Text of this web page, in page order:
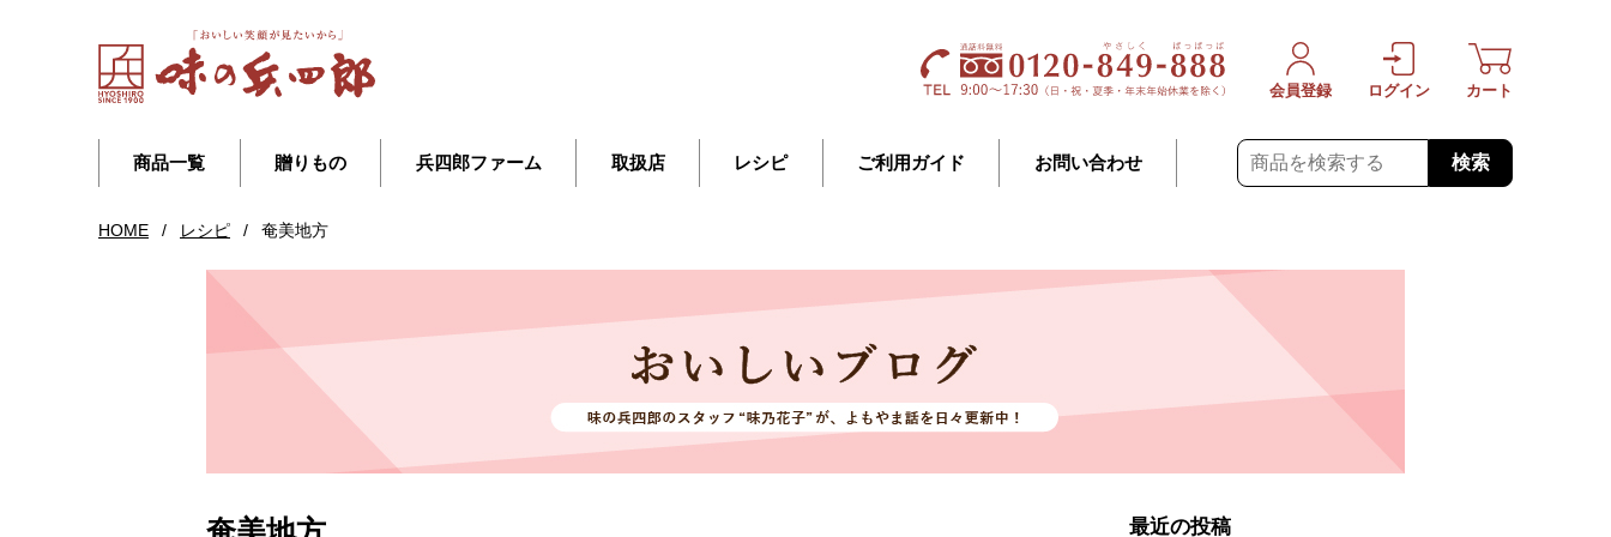
商品一覧 贈りもの 兵四郎ファーム 取扱店 レシピ ご利用ガイド お問い合わせ 検索
会員登録 ログイン カート
HOME / レシピ / 奄美地方
最近の投稿